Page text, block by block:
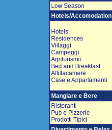
Low Season
Hotels/Accomodation
Hotels
Residences
Villaggi
Campeggi
Agriturismo
Bed and Breakfast
Affittacamere
Case e Appartamenti
Mangiare e Bere
Ristoranti
Pub e Pizzerie
Prodotti Tipici